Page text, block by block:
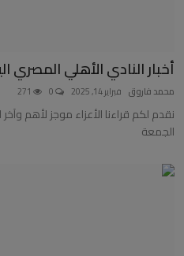
أخبار النادي الأهلي المصري
محمد فاروق فبراير 14, 2025
نقدم لكم قراءنا الأعزاء موجز لأهم
الجمعة